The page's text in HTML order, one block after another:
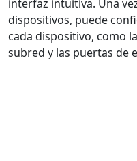
interfaz intuitiva. Una
dispositivos, puede
cada dispositivo, como
subred y las puertas de